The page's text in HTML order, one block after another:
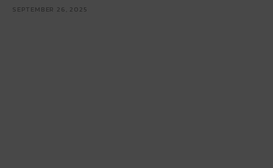
SEPTEMBER 26, 2025